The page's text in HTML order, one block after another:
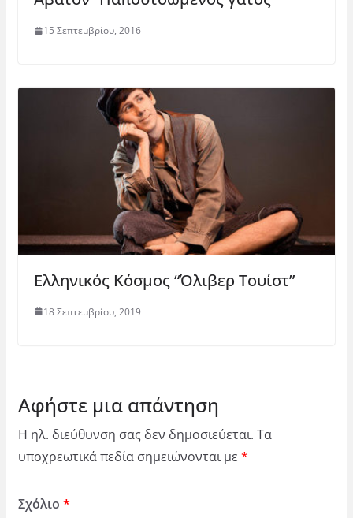
15 Σεπτεμβρίου, 2016
Ελληνικός Κόσμος “Όλιβερ Τουίστ”
18 Σεπτεμβρίου, 2019
Αφήστε μια απάντηση
Η ηλ. διεύθυνση σας δεν δημοσιεύεται. Τα
υποχρεωτικά πεδία σημειώνονται με *
Σχόλιο *